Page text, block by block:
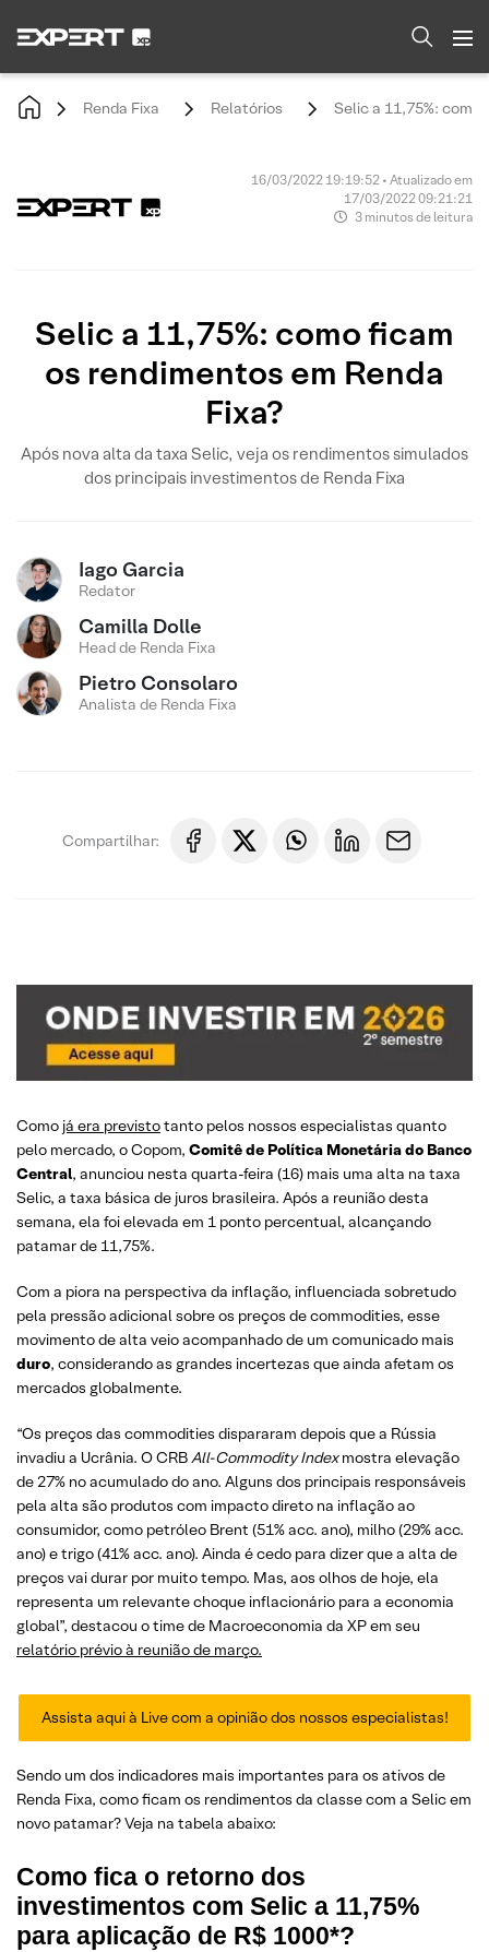
Renda Fixa Relatórios Selic a 11,75%: como
16/03/2022 19:19:52 • Atualizado em
17/03/2022 09:21:21
3 minutos de leitura
Selic a 11,75%: como ficam
os rendimentos em Renda
Fixa?
Após nova alta da taxa Selic, veja os rendimentos simulados
dos principais investimentos de Renda Fixa
Iago Garcia
Redator
Camilla Dolle
Head de Renda Fixa
Pietro Consolaro
Analista de Renda Fixa
Compartilhar:
Como já era previstotanto pelos nossos especialistas quanto
pelo mercado, o Copom, Comitê de Política Monetária do Banco
Central, anunciou nesta quarta-feira (16) mais uma alta na taxa
Selic, a taxa básica de juros brasileira. Após a reunião desta
semana, ela foi elevada em 1 ponto percentual, alcançando
patamar de 11,75%.
Com a piora na perspectiva da inflação, influenciada sobretudo
pela pressão adicional sobre os preços de commodities, esse
movimento de alta veio acompanhado de um comunicado mais
duro, considerando as grandes incertezas que ainda afetam os
mercados globalmente.
“Os preços das commodities dispararam depois que a Rússia
invadiu a Ucrânia. O CRBAll-Commodity Indexmostra elevação
de 27% no acumulado do ano. Alguns dos principais responsáveis
pela alta são produtos com impacto direto na inflação ao
consumidor, como petróleo Brent (51% acc. ano), milho (29% acc.
ano) e trigo (41% acc. ano). Ainda é cedo para dizer que a alta de
preços vai durar por muito tempo. Mas, aos olhos de hoje, ela
representa um relevante choque inflacionário para a economia
global”, destacou o time de Macroeconomia da XP em seu
relatório prévio à reunião de março.
Assista aqui à Live com a opinião dos nossos especialistas!
Sendo um dos indicadores mais importantes para os ativos de
Renda Fixa, como ficam os rendimentos da classe com a Selic em
novo patamar? Veja na tabela abaixo:
Como fica o retorno dos
investimentos com Selic a 11,75%
para aplicação de R$ 1000*?